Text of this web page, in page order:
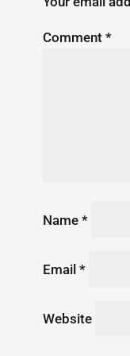
Comment *
Name *
Email *
Website